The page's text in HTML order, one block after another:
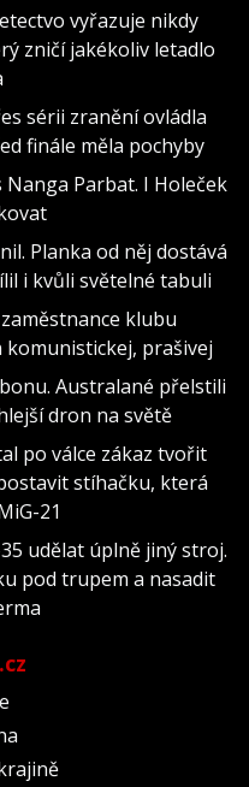
vyřazuje nikdy
zničí jakékoliv letadlo
sérii zranění ovládla
finále měla pochyby
Parbat. I Holeček
Planka od něj dostává
i kvůli světelné tabuli
klubu
komunistickej, prašivej
Australané přelstili
dron na světě
po válce zákaz tvořit
stíhačku, která
21
udělat úplně jiný stroj.
pod trupem a nasadit